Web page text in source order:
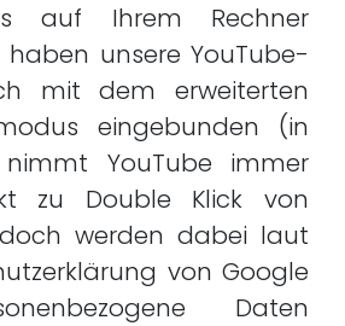
auf Ihrem Rechner
haben unsere YouTube-
mit dem erweiterten
eingebunden (in
YouTube immer
zu Double Klick von
werden dabei laut
von Google
Daten